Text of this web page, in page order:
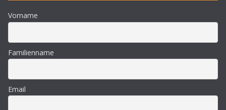
Vorname
Familienname
Email